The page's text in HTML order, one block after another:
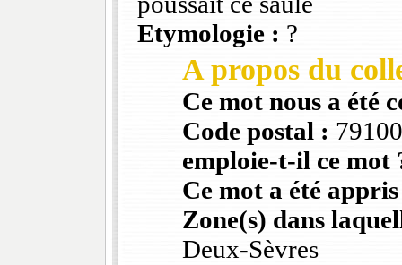
Etymologie : ?
A propos du
Ce mot nous a été
Code postal :
emploie-t-il ce mot
Ce mot a été
Zone(s) dans
Deux-Sèvres